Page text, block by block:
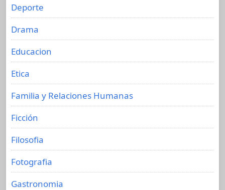
Deporte
Drama
Educacion
Etica
Familia y Relaciones Humanas
Ficción
Filosofia
Fotografia
Gastronomia